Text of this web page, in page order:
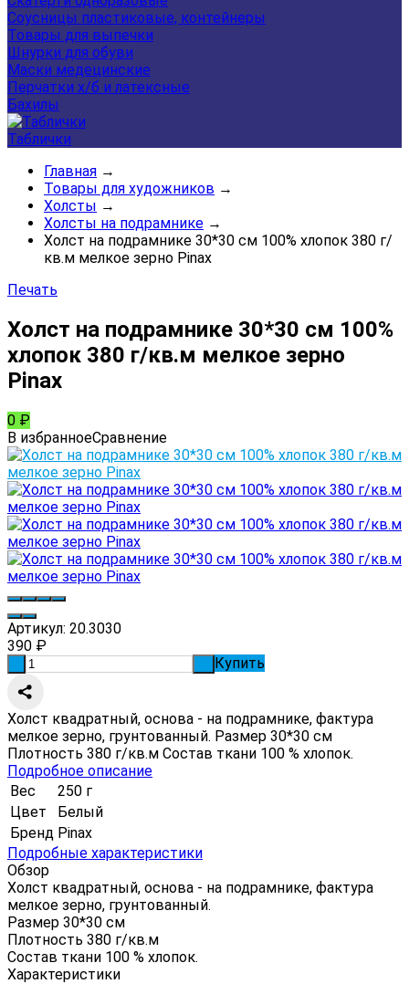
Соусницы пластиковые, контейнеры
Товары для выпечки
Шнурки для обуви
Маски медецинские
Перчатки х/б и латексные
Бахилы
Таблички
Главная →
Товары для художников →
Холсты →
Холсты на подрамнике →
Холст на подрамнике 30*30 см 100% хлопок 380 г/
кв.м мелкое зерно Pinax
Печать
Холст на подрамнике 30*30 см 100%
хлопок 380 г/кв.м мелкое зерно
Pinax
0 ₽
В избранноеСравнение
Артикул: 20.3030
390 ₽
Купить
Холст квадратный, основа - на подрамнике, фактура
мелкое зерно, грунтованный. Размер 30*30 см
Плотность 380 г/кв.м Состав ткани 100 % хлопок.
Подробное описание
Вес
250 г
Цвет
Белый
Бренд Pinax
Подробные характеристики
Обзор
Холст квадратный, основа - на подрамнике, фактура
мелкое зерно, грунтованный.
Размер 30*30 см
Плотность 380 г/кв.м
Состав ткани 100 % хлопок.
Характеристики